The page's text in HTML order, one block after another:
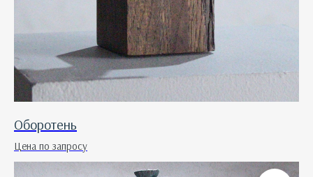
Оборотень
Цена по запросу